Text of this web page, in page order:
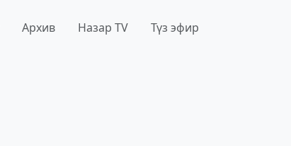
Архив Назар TV Түз эфир